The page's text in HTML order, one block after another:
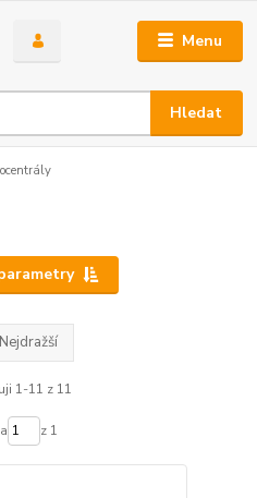
Menu
Hledat
Nejdražší
1-11 z 11
z 1